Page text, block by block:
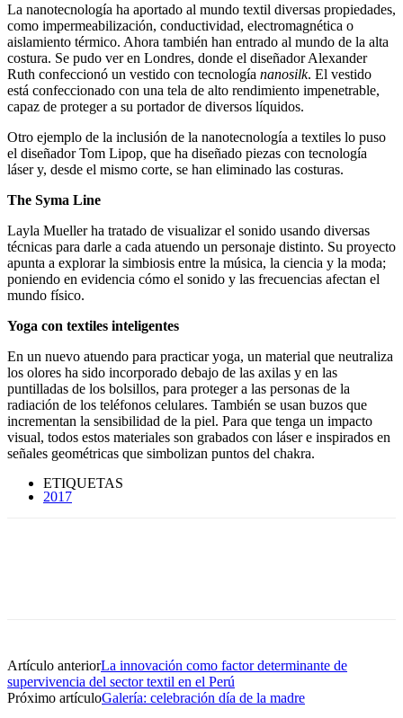
La nanotecnología ha aportado al mundo textil diversas propiedades,
como impermeabilización, conductividad, electromagnética o
aislamiento térmico. Ahora también han entrado al mundo de la alta
costura. Se pudo ver en Londres, donde el diseñador Alexander
Ruth confeccionó un vestido con tecnología nanosilk. El vestido
está confeccionado con una tela de alto rendimiento impenetrable,
capaz de proteger a su portador de diversos líquidos.
Otro ejemplo de la inclusión de la nanotecnología a textiles lo puso
el diseñador Tom Lipop, que ha diseñado piezas con tecnología
láser y, desde el mismo corte, se han eliminado las costuras.
The Syma Line
Layla Mueller ha tratado de visualizar el sonido usando diversas
técnicas para darle a cada atuendo un personaje distinto. Su proyecto
apunta a explorar la simbiosis entre la música, la ciencia y la moda;
poniendo en evidencia cómo el sonido y las frecuencias afectan el
mundo físico.
Yoga con textiles inteligentes
En un nuevo atuendo para practicar yoga, un material que neutraliza
los olores ha sido incorporado debajo de las axilas y en las
puntilladas de los bolsillos, para proteger a las personas de la
radiación de los teléfonos celulares. También se usan buzos que
incrementan la sensibilidad de la piel. Para que tenga un impacto
visual, todos estos materiales son grabados con láser e inspirados en
señales geométricas que simbolizan puntos del chakra.
ETIQUETAS
2017
Artículo anteriorLa innovación como factor determinante de
supervivencia del sector textil en el Perú
Próximo artículoGalería: celebración día de la madre